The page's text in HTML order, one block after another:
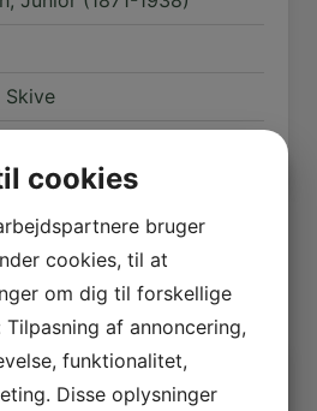
15 16 17
cookies
bruger
cookies, til at
om dig til forskellige
af annoncering,
funktionalitet,
Disse oplysninger